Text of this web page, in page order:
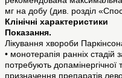
мг на добу (див. розділ
Клінічні характеристики
Показання.
Лікування хвороби
• монотерапія ранніх стадій
потребують допамінергічної
призначення препаратів